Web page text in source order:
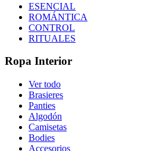
ESENCIAL
ROMÁNTICA
CONTROL
RITUALES
Ropa Interior
Ver todo
Brasieres
Panties
Algodón
Camisetas
Bodies
Accesorios